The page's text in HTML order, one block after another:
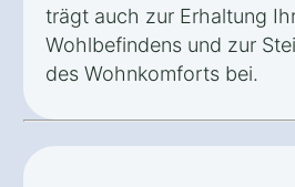
trägt auch zur Erhaltung
Wohlbefindens und zur
des Wohnkomforts bei.